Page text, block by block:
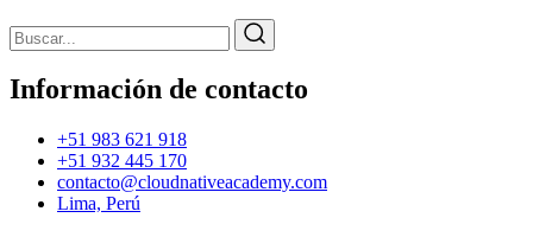
Información de contacto
+51 983 621 918
+51 932 445 170
contacto@cloudnativeacademy.com
Lima, Perú